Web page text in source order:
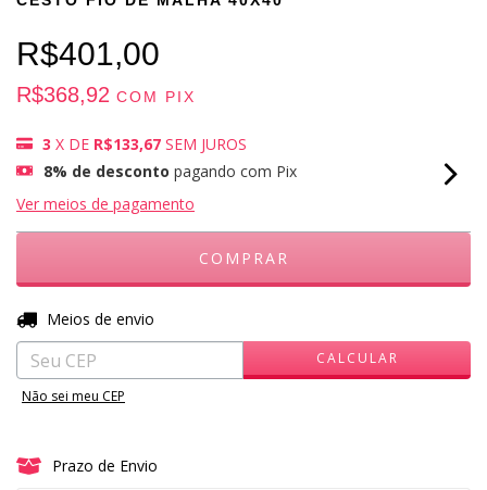
R$401,00
R$368,92 COM PIX
3 X DE R$133,67 SEM JUROS
8% de desconto pagando com Pix
Ver meios de pagamento
Entregas para o CEP:
Meios de envio
CALCULAR
Não sei meu CEP
Prazo de Envio